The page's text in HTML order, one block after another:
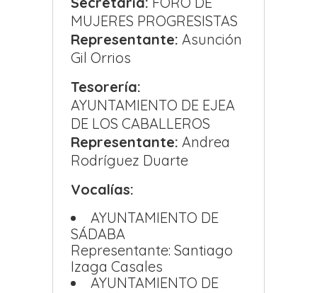
MUJERES PROGRESISTAS
Representante: Asunción
Gil Orrios
Tesorería:
AYUNTAMIENTO DE EJEA
DE LOS CABALLEROS
Representante: Andrea
Rodríguez Duarte
Vocalías:
AYUNTAMIENTO DE
SÁDABA
Representante: Santiago
Izaga Casales
AYUNTAMIENTO DE